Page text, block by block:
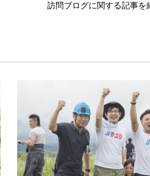
訪問ブログに関する記事を